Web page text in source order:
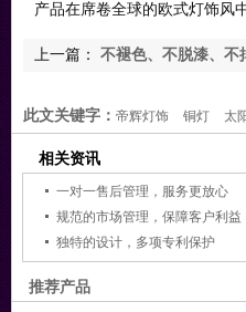
产品在席卷全球的欧式灯饰风
上一篇： 不褪色、不脱漆、不
此文关键字： 帝辉灯饰 铜灯 太
相关资讯
一对一售后管理，服务更放心
规范的市场管理，保障客户利益
独特的设计，多项专利保护
推荐产品